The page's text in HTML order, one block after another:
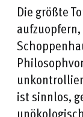
Die größte
aufzuopfern,
ist sinnlos,